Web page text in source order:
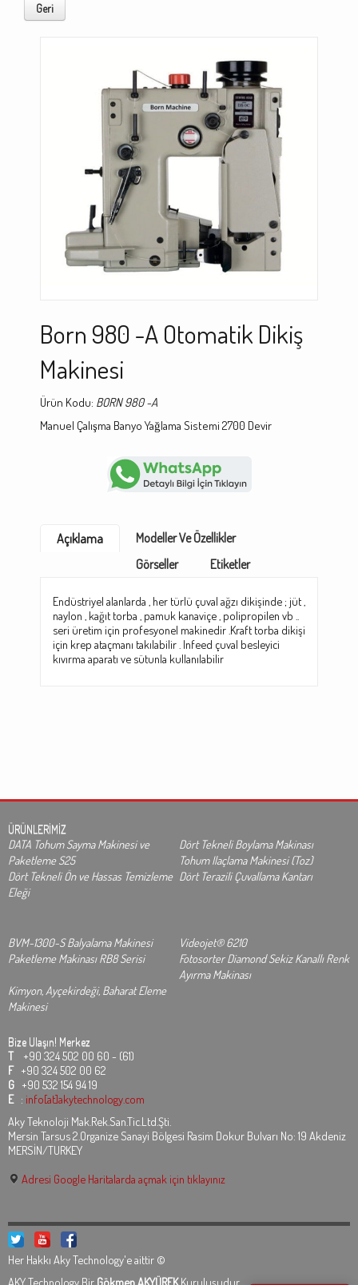
Geri
Born 980 -A Otomatik Dikiş
Makinesi
Ürün Kodu: BORN 980 -A
Manuel Çalışma Banyo Yağlama Sistemi 2700 Devir
Açıklama
Modeller Ve Özellikler
Görseller
Etiketler
Endüstriyel alanlarda , her türlü çuval ağzı dikişinde ; jüt ,
naylon , kağıt torba , pamuk kanaviçe , polipropilen vb ..
seri üretim için profesyonel makinedir .Kraft torba dikişi
için krep ataçmanı takılabilir . Infeed çuval besleyici
kıvırma aparatı ve sütunla kullanılabilir
ÜRÜNLERİMİZ
DATA Tohum Sayma Makinesi ve
Paketleme S25
Dört Tekneli Boylama Makinası
Tohum Ilaçlama Makinesi (Toz)
Dört Tekneli Ön ve Hassas Temizleme
Eleği
Dört Terazili Çuvallama Kantarı
BVM-1300-S Balyalama Makinesi
Videojet® 6210
Paketleme Makinası RB8 Serisi
Fotosorter Diamond Sekiz Kanallı Renk
Ayırma Makinası
Kimyon, Ayçekirdeği, Baharat Eleme
Makinesi
Bize Ulaşın! Merkez
T +90 324 502 00 60 - (61)
F +90 324 502 00 62
G +90 532 154 94 19
E : info[at]akytechnology.com
Aky Teknoloji Mak.Rek.San.Tic.Ltd.Şti.
Mersin Tarsus 2.Organize Sanayi Bölgesi Rasim Dokur Bulvarı No: 19 Akdeniz
MERSİN/TURKEY
Adresi Google Haritalarda açmak için tıklayınız
Her Hakkı Aky Technology'e aittir ©
AKY Technology Bir Gökmen AKYÜREKKuruluşudur.